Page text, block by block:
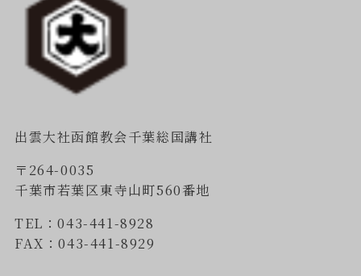
出雲大社函館教会千葉総国講社
〒264-0035
千葉市若葉区東寺山町560番地
TEL：043-441-8928
FAX：043-441-8929